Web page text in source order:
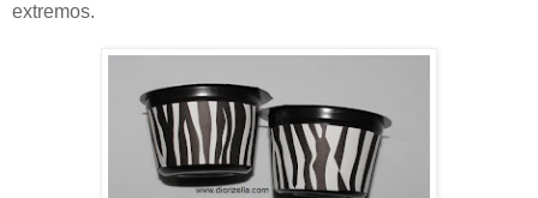
extremos.